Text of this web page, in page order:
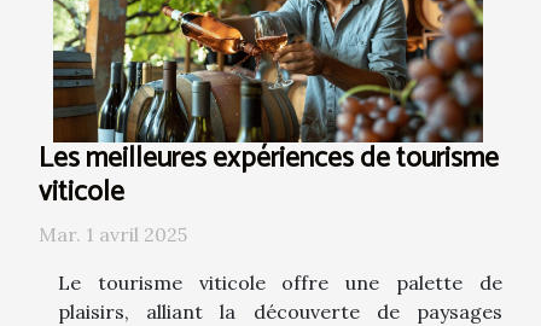
Les meilleures expériences de tourisme
viticole
Mar. 1 avril 2025
Le tourisme viticole offre une palette de
plaisirs, alliant la découverte de paysages